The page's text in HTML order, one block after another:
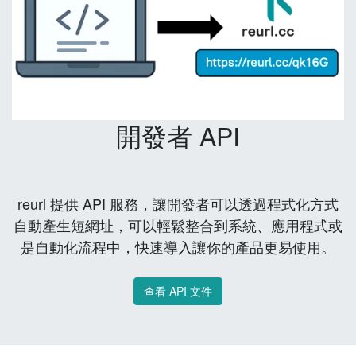
開發者 API
reurl 提供 API 服務，讓開發者可以透過程式化方式
自動產生短網址，可以輕鬆整合到系統、應用程式或
是自動化流程中，快速導入讓你的產品更易使用。
查看 API 文件